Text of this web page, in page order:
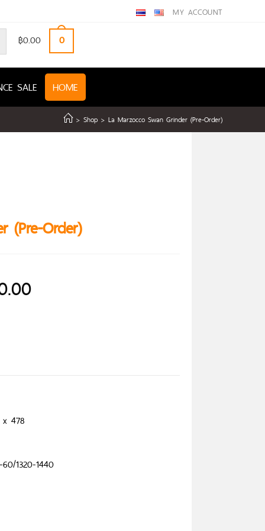
MY ACCOUNT
฿0.00 0
SALE HOME
> Shop > La Marzocco Swan Grinder (Pre-Order)
(Pre-Order)
478
1320-1440